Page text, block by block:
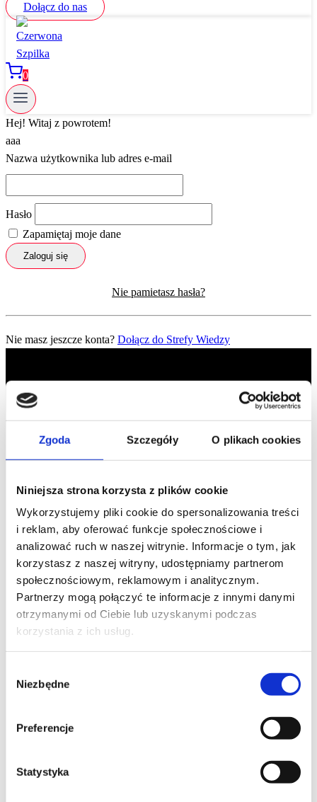
Zgoda Szczegóły O plikach cookies
Niniejsza strona korzysta z plików cookie
Wykorzystujemy pliki cookie do spersonalizowania treści
i reklam, aby oferować funkcje społecznościowe i
analizować ruch w naszej witrynie. Informacje o tym, jak
korzystasz z naszej witryny, udostępniamy partnerom
społecznościowym, reklamowym i analitycznym.
Partnerzy mogą połączyć te informacje z innymi danymi
otrzymanymi od Ciebie lub uzyskanymi podczas
korzystania z ich usług.
zgody
Niezbędne
Preferencje
Statystyka
Dołącz do nas
0
Hej! Witaj z powrotem!
aaa
Nazwa użytkownika lub adres e-mail
Hasło
Zapamiętaj moje dane
Zaloguj się
Nie pamietasz hasła?
Nie masz jeszcze konta? Dołącz do Strefy Wiedzy
Szpilka
Profil tiktok Czerwona Szpilka
Profil youtube Czerwona
Szpilka
Kontakt
kontakt@czerwonaszpilka.pl